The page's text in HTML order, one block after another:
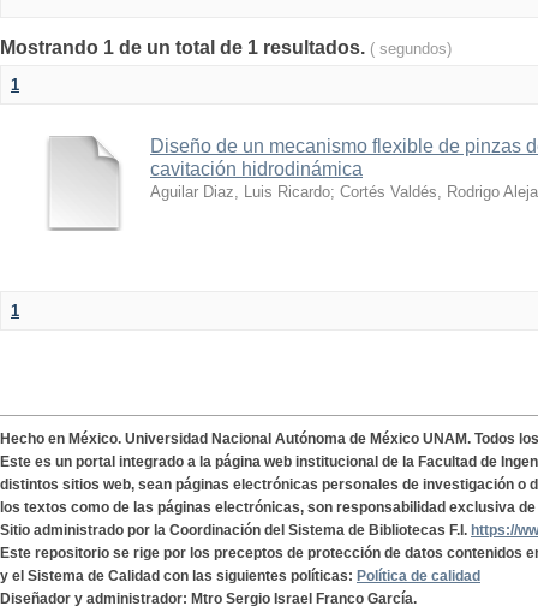
Mostrando 1 de un total de 1 resultados. ( segundos)
1
Diseño de un mecanismo flexible de pinzas
cavitación hidrodinámica
Aguilar Diaz, Luis Ricardo; Cortés Valdés, Rodrigo
1
Hecho en México. Universidad Nacional Autónoma de México UNAM. Todos
Este es un portal integrado a la página web institucional de la Facultad de
distintos sitios web, sean páginas electrónicas personales de investigación o
los textos como de las páginas electrónicas, son responsabilidad exclusiva
Sitio administrado por la Coordinación del Sistema de Bibliotecas F.I. https://
Este repositorio se rige por los preceptos de protección de datos contenidos
y el Sistema de Calidad con las siguientes políticas: Política de calidad
Diseñador y administrador: Mtro Sergio Israel Franco García.